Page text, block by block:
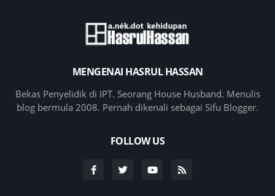
MENGENAI HASRUL HASSAN
Bekas Penyelidik di IPT. Seorang House Husband. Menulis
blog bermula 2008. Pernah dikenali sebagai Sifu Blogger.
FOLLOW US